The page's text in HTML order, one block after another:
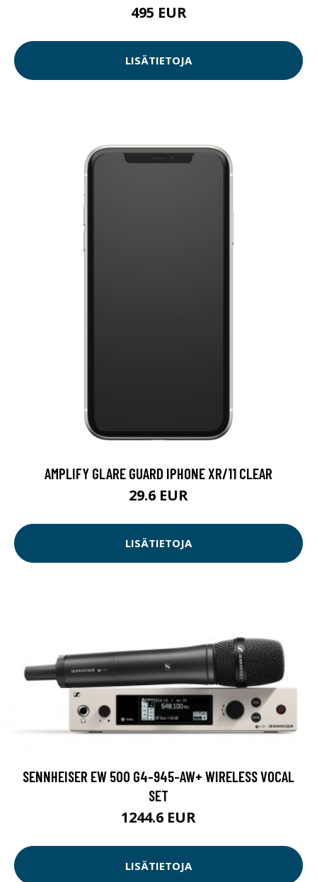
495 EUR
LISÄTIETOJA
AMPLIFY GLARE GUARD IPHONE XR/11 CLEAR
29.6 EUR
LISÄTIETOJA
SENNHEISER EW 500 G4-945-AW+ WIRELESS VOCAL
SET
1244.6 EUR
LISÄTIETOJA